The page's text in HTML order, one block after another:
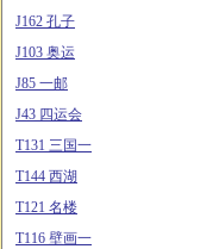
J162 孔子
J103 奥运
J85 一邮
J43 四运会
T131 三国一
T144 西湖
T121 名楼
T116 壁画一